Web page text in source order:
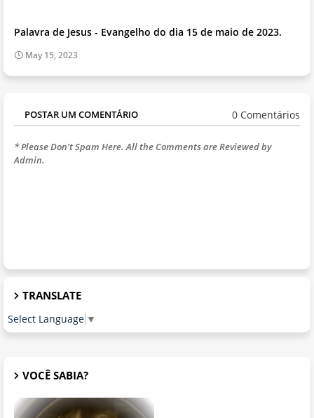
Palavra de Jesus - Evangelho do dia 15 de maio de 2023.
May 15, 2023
POSTAR UM COMENTÁRIO 0 Comentários
* Please Don't Spam Here. All the Comments are Reviewed by
Admin.
TRANSLATE
Select Language ▼
VOCÊ SABIA?